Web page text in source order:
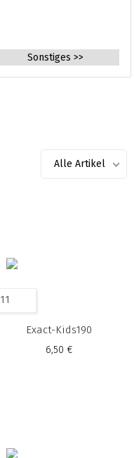
Sonstiges >>
Alle Artikel
11
Exact-Kids190
6,50 €